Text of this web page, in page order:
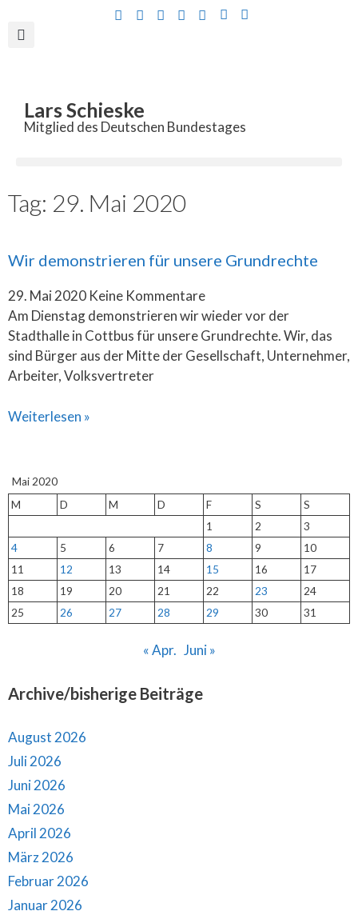
Lars Schieske
Mitglied des Deutschen Bundestages
Tag: 29. Mai 2020
Wir demonstrieren für unsere Grundrechte
29. Mai 2020 Keine Kommentare
Am Dienstag demonstrieren wir wieder vor der
Stadthalle in Cottbus für unsere Grundrechte. Wir, das
sind Bürger aus der Mitte der Gesellschaft, Unternehmer,
Arbeiter, Volksvertreter
Weiterlesen »
Mai 2020
M
D M D F S
S
1
2
3
4
5 6 7 8 9
10
11
12 13 14 15 16
17
18
19 20 21 22 23
24
25
26 27 28 29 30 31
« Apr. Juni »
Archive/bisherige Beiträge
August 2026
Juli 2026
Juni 2026
Mai 2026
April 2026
März 2026
Februar 2026
Januar 2026